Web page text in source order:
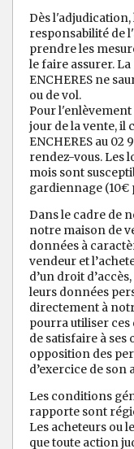
Dès l'adjudication,
responsabilité de
prendre les
le faire assurer.
ENCHERES ne
ou de vol.
Pour l'enlèvement
jour de la vente, il
ENCHERES au
rendez-vous. Les
mois sont
gardiennage (10€
Dans le cadre de
notre maison de
données à
vendeur et
d’un droit
leurs données
directement à
pourra utiliser
de satisfaire à ses
opposition des
d’exercice de son
Les conditions
rapporte sont
Les acheteurs ou
que toute action